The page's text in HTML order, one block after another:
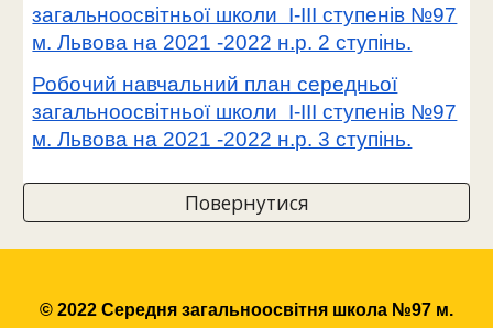
загальноосвітньої школи І-ІІІ ступенів №97
м. Львова на 2021 -2022 н.р. 2 ступінь.
Робочий навчальний план середньої
загальноосвітньої школи І-ІІІ ступенів №97
м. Львова на 2021 -2022 н.р. 3 ступінь.
Повернутися
© 2022 Середня загальноосвітня школа №97 м.